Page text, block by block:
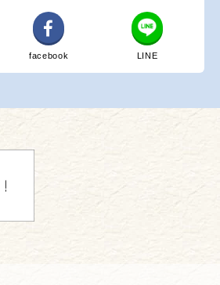
facebook LINE